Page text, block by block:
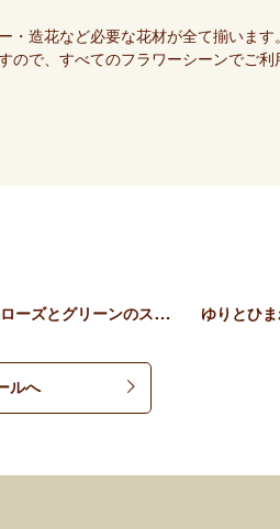
・造花など必要な花材が全て揃います
ので、すべてのフラワーシーンでご利
ローズとグリーンのスタンデ…
ルへ